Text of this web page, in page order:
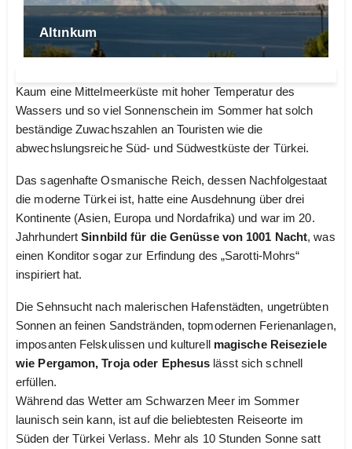
Altınkum
Kaum eine Mittelmeerküste mit hoher Temperatur des
Wassers und so viel Sonnenschein im Sommer hat solch
beständige Zuwachszahlen an Touristen wie die
abwechslungsreiche Süd- und Südwestküste der Türkei.
Das sagenhafte Osmanische Reich, dessen Nachfolgestaat
die moderne Türkei ist, hatte eine Ausdehnung über drei
Kontinente (Asien, Europa und Nordafrika) und war im 20.
JahrhundertSinnbild für die Genüsse von 1001 Nacht, was
einen Konditor sogar zur Erfindung des „Sarotti-Mohrs“
inspiriert hat.
Die Sehnsucht nach malerischen Hafenstädten, ungetrübten
Sonnen an feinen Sandstränden, topmodernen Ferienanlagen,
imposanten Felskulissen und kulturell magische Reiseziele
wie Pergamon, Troja oder Ephesus lässt sich schnell
erfüllen.
Während das Wetter am Schwarzen Meer im Sommer
launisch sein kann, ist auf die beliebtesten Reiseorte im
Süden der Türkei Verlass. Mehr als 10 Stunden Sonne satt